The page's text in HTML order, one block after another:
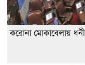
করোনা মোকাবেলায়